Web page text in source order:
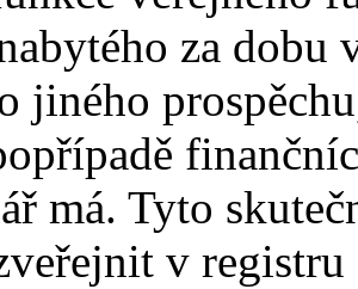
za
jiného
má. Tyto
v registru